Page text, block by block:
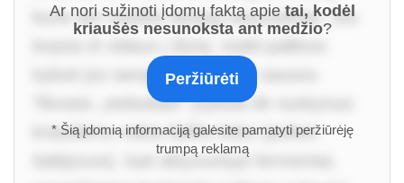
kurie ant medžio tiesiog nesunoksta. Jos
kyboti jos tampa miltingos ir sausos.
Tikrasis „stebuklas“ įvyksta tik nuskynus:
kriaušėms reikia šalčio šoko (poilsio
šaldytuve), kad aktyvuotųsi fermentai,
Ar nori sužinoti įdomų faktą apie tai, kodėl
kriaušės nesunoksta ant medžio?
Peržiūrėti
* Šią įdomią informaciją galėsite pamatyti peržiūrėję
trumpą reklamą